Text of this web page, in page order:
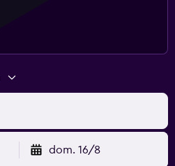
dom. 16/8